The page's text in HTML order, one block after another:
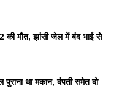
मौत, झांसी जेल में बंद भाई से
था मकान, दंपती समेत दो